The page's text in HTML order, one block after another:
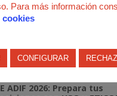
Para más información
cookies
CONFIGURAR